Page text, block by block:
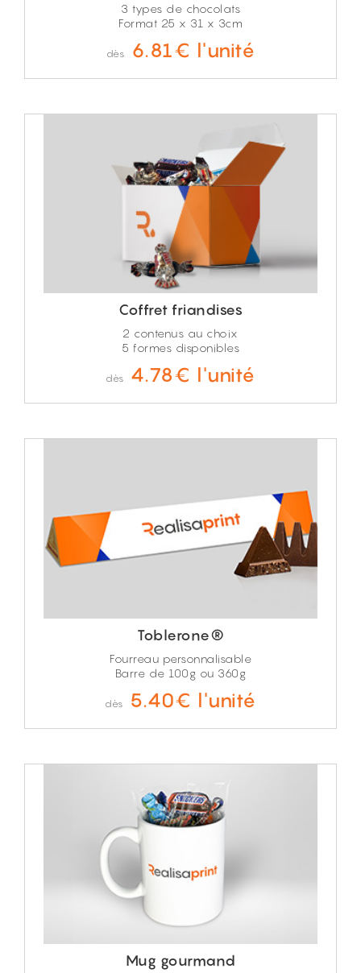
3 types de chocolats
Format 25 x 31 x 3cm
dès 6.81€ l'unité
Coffret friandises
2 contenus au choix
5 formes disponibles
dès 4.78€ l'unité
Toblerone®
Fourreau personnalisable
Barre de 100g ou 360g
dès 5.40€ l'unité
Mug gourmand